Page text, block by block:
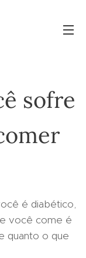
sofre
é diabético,
você come é
quanto o que